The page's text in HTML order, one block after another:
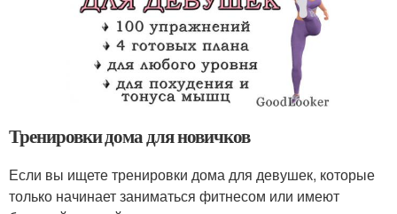
Тренировки дома для новичков
Если вы ищете тренировки дома для девушек, которые
только начинает заниматься фитнесом или имеют